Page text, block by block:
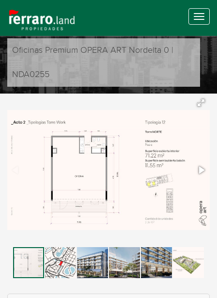
Oficinas Premium OPERA ART Nordelta 0 |
NDA0255